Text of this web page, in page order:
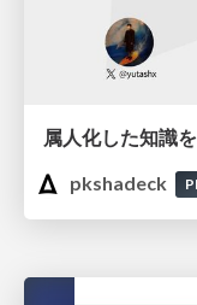
属人化した知識
pkshadeck